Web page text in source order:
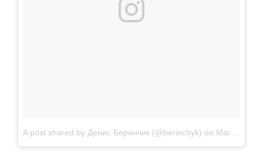
A post shared by Денис Беринчик (@berinchyk) on Mar 29, 2018 at 1:00am PDT